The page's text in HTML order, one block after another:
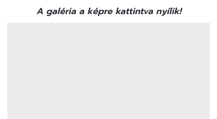
A galéria a képre kattintva nyílik!